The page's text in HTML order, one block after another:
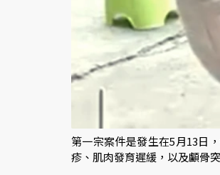
第一宗案件是發生在5月13日
疹、肌肉發育遲緩，以及顱骨